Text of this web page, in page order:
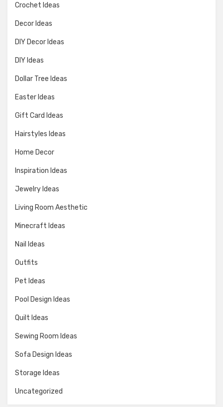
Crochet Ideas
Decor Ideas
DIY Decor Ideas
DIY Ideas
Dollar Tree Ideas
Easter Ideas
Gift Card Ideas
Hairstyles Ideas
Home Decor
Inspiration Ideas
Jewelry Ideas
Living Room Aesthetic
Minecraft Ideas
Nail Ideas
Outfits
Pet Ideas
Pool Design Ideas
Quilt Ideas
Sewing Room Ideas
Sofa Design Ideas
Storage Ideas
Uncategorized